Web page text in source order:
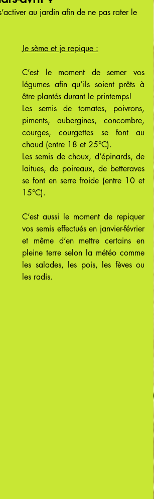
au jardin afin de ne pas rater le
Je sème et je repique :
C’est le moment de semer vos
légumes afin qu’ils soient prêts à
être plantés durant le printemps!
Les semis de tomates, poivrons,
piments, aubergines, concombre,
courges, courgettes se font au
chaud (entre 18 et 25°C).
Les semis de choux, d’épinards, de
laitues, de poireaux, de betteraves
se font en serre froide (entre 10 et
15°C).
C’est aussi le moment de repiquer
vos semis effectués en janvier-février
et même d’en mettre certains en
pleine terre selon la météo comme
les salades, les pois, les fèves ou
les radis.